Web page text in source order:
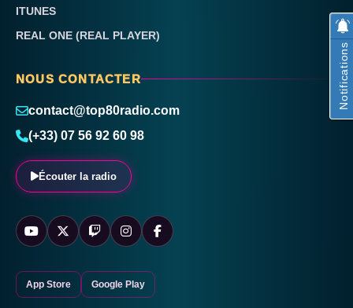
ITUNES
REAL ONE (REAL PLAYER)
NOUS CONTACTER
contact@top80radio.com
(+33) 07 56 92 60 98
Écouter la radio
App Store Google Play
Notifications